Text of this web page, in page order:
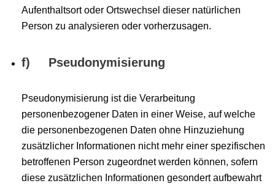
Aufenthaltsort oder Ortswechsel dieser natürlichen
Person zu analysieren oder vorherzusagen.
f) Pseudonymisierung
Pseudonymisierung ist die Verarbeitung
personenbezogener Daten in einer Weise, auf welche
die personenbezogenen Daten ohne Hinzuziehung
zusätzlicher Informationen nicht mehr einer spezifischen
betroffenen Person zugeordnet werden können, sofern
diese zusätzlichen Informationen gesondert aufbewahrt